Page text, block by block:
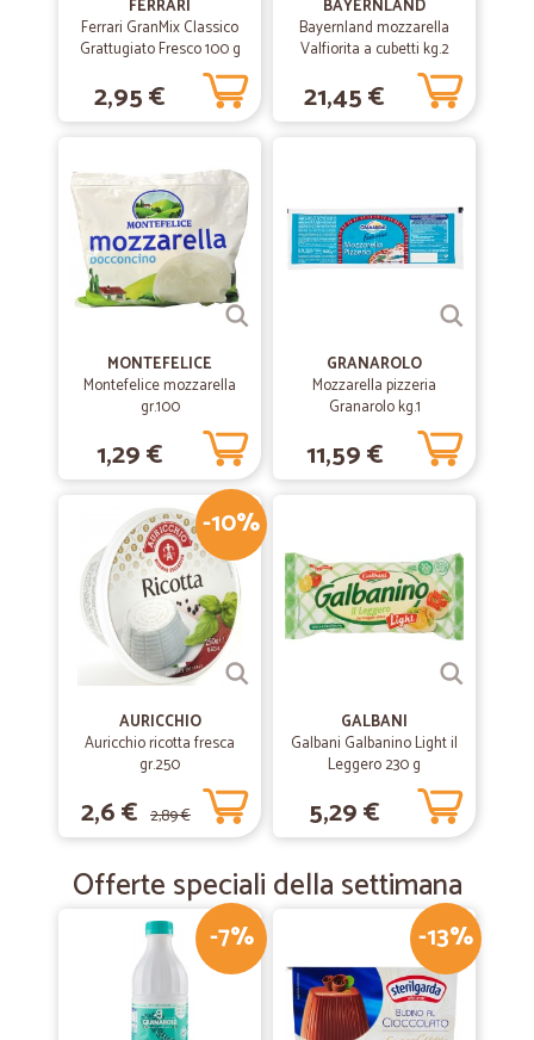
pacco. Tutto ok.forse un pochino alto il prezzo della spedizione
03/03/2020
Angelo M.
Tutto bene tranne le spese per il pagamento con paypal.
per il pagamento.
09/06/2019
—Caterina F.
Ottimo
Ottimo! Ha tutto quello di cui ho bisogno!
—
Un' esperienza valida..prodotti…
Un' esperienza valida..prodotti buoni...conservati in maniera
11/03/2019
—Piera M.
Io mi trovo benissimo
Io mi trovo benissimo. Compero un articolo che è difficile da trovare
anche nel supermercato. Continuerò ad essere loro cliente.
FERRARI
Ferrari GranMix Classico
Grattugiato Fresco 100 g
2,95 €
BAYERNLAND
Bayernland mozzarella
Valfiorita a cubetti kg.2
21,45 €
MONTEFELICE
Montefelice mozzarella
gr.100
1,29 €
GRANAROLO
Mozzarella pizzeria
Granarolo kg.1
11,59 €
-10%
AURICCHIO
Auricchio ricotta fresca
gr.250
2,6 € 2,89 €
GALBANI
Galbani Galbanino Light il
Leggero 230 g
5,29 €
Offerte speciali della settimana
-7% -13%